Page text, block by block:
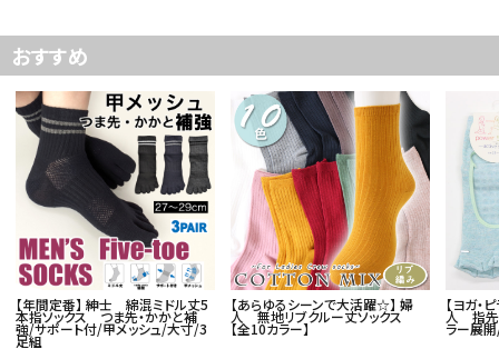
おすすめ
【年間定番】 紳士 綿混ミドル丈5
本指ソックス つま先・かかと補
強/サポート付/甲メッシュ/大寸/3
足組
【あらゆるシーンで大活躍☆】 婦
人 無地リブクルー丈ソックス
【全10カラー】
【ヨガ
人 指先
ラー展